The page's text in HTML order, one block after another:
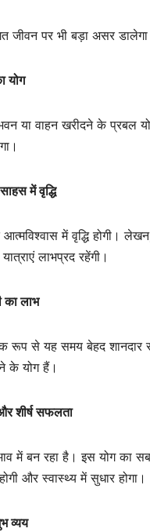
जीवन पर भी बड़ा असर
योग
या वाहन खरीदने के प्रबल
में वृद्धि
में वृद्धि होगी।
लाभप्रद रहेंगी।
का लाभ
रूप से यह समय बेहद
के योग हैं।
शीर्ष सफलता
में बन रहा है। इस योग का
और स्वास्थ्य में सुधार होगा।
व्यय